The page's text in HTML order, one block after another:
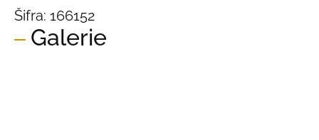
Šifra: 166152
Galerie